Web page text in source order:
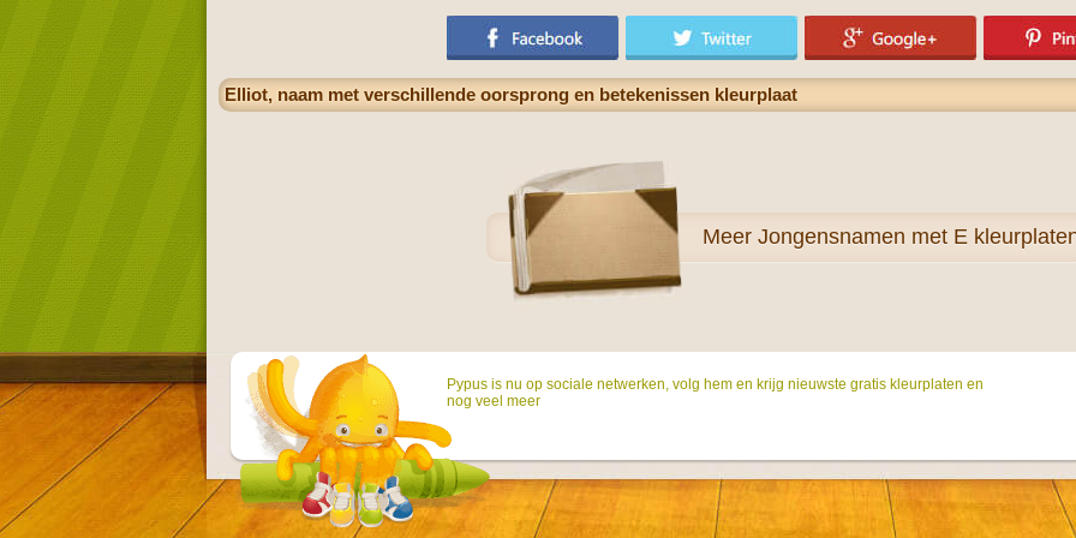
Elliot, naam met verschillende oorsprong en betekenissen kleurplaat
Meer Jongensnamen met E
Pypus is nu op sociale netwerken, volg hem en krijg nieuwste gratis kleurplaten en
nog veel meer